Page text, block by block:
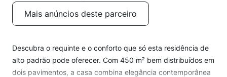
Mais anúncios deste parceiro
Descubra o requinte e o conforto que só esta residência de
alto padrão pode oferecer. Com 450 m² bem distribuídos em
dois pavimentos, a casa combina elegância contemporânea